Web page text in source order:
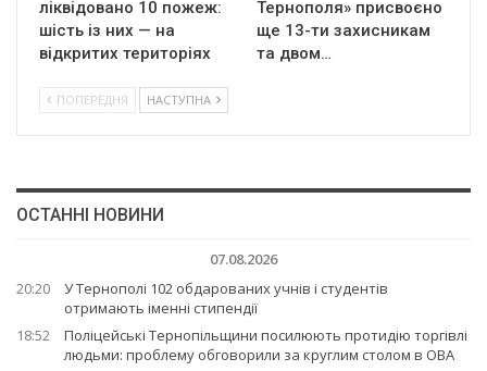
ліквідовано 10 пожеж:
шість із них — на
відкритих територіях
Тернополя» присвоєно
ще 13-ти захисникам
та двом…
ПОПЕРЕДНЯ НАСТУПНА
ОСТАННІ НОВИНИ
07.08.2026
20:20
У Тернополі 102 обдарованих учнів і студентів
отримають іменні стипендії
18:52
Поліцейські Тернопільщини посилюють протидію торгівлі
людьми: проблему обговорили за круглим столом в ОВА